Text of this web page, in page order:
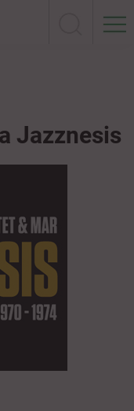
Jazznesis